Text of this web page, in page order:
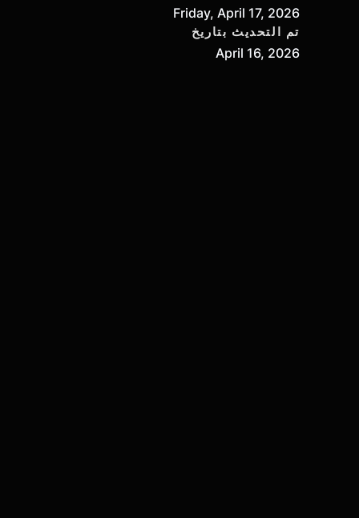
Friday, April 17, 2026
تم التحديث بتاريخ
April 16, 2026